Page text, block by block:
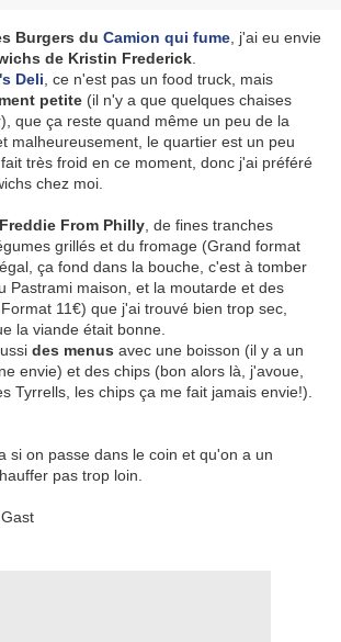
Burgers du Camion qui fume , j'ai eu envie
de Kristin Frederick
Deli , ce n'est pas un food truck, mais
petite (il n'y a que quelques chaises
que ça reste quand même un peu de la
malheureusement, le quartier est un peu
très froid en ce moment, donc j'ai préféré
chez moi.
Freddie From Philly , de fines tranches
grillés et du fromage (Grand format
ça fond dans la bouche, c'est à tomber
Pastrami maison, et la moutarde et des
11€) que j'ai trouvé bien trop sec,
la viande était bonne.
des menus avec une boisson (il y a un
envie) et des chips (bon alors là, j'avoue,
Tyrrells, les chips ça me fait jamais envie!).
si on passe dans le coin et qu'on a un
pas trop loin.